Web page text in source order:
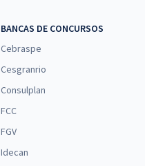
BANCAS DE CONCURSOS
Cebraspe
Cesgranrio
Consulplan
FCC
FGV
Idecan